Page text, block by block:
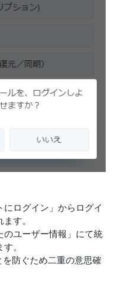
にログイン」からログイ
す。
のユーザー情報」にて統
。
防ぐため二重の意思確